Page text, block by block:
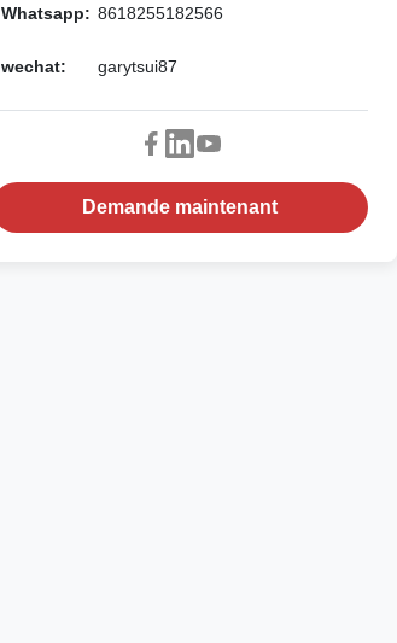
Whatsapp: 8618255182566
wechat: garytsui87
Demande maintenant